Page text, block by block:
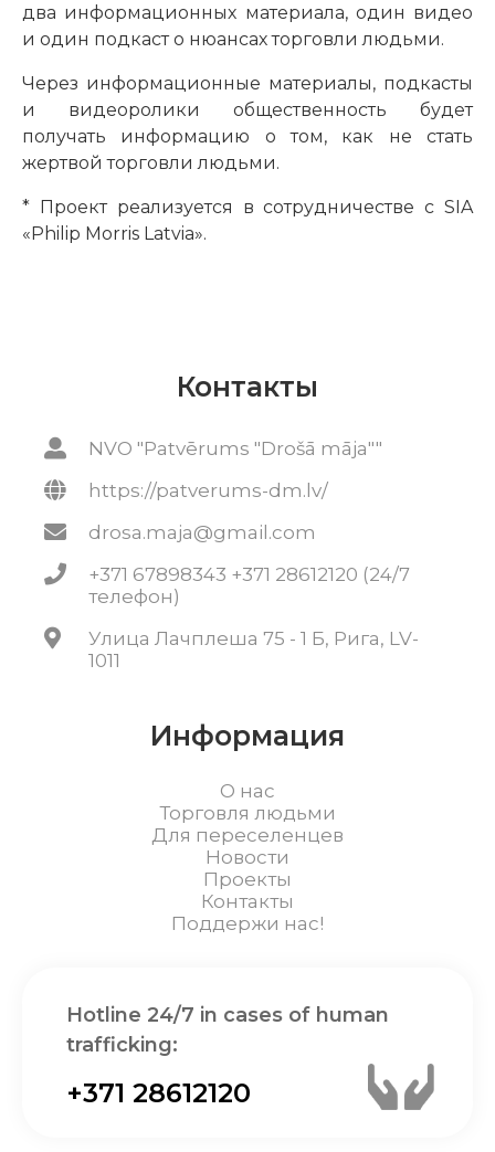
два информационных материала, один видео
и один подкаст о нюансах торговли людьми.
Через информационные материалы, подкасты
и видеоролики общественность будет
получать информацию о том, как не стать
жертвой торговли людьми.
* Проект реализуется в сотрудничестве с SIA
«Philip Morris Latvia».
Контакты
NVO "Patvērums "Drošā māja""
https://patverums-dm.lv/
drosa.maja@gmail.com
+371 67898343 +371 28612120 (24/7
телефон)
Улица Лачплеша 75 - 1 Б, Рига, LV-
1011
Информация
О нас
Торговля людьми
Для переселенцев
Новости
Проекты
Контакты
Поддержи нас!
Hotline 24/7 in cases of human
trafficking:
+371 28612120